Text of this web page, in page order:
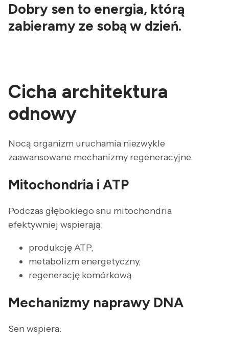
Dobry sen to energia, którą
zabieramy ze sobą w dzień.
Cicha architektura
odnowy
Nocą organizm uruchamia niezwykle
zaawansowane mechanizmy regeneracyjne.
Mitochondria i ATP
Podczas głębokiego snu mitochondria
efektywniej wspierają:
produkcję ATP,
metabolizm energetyczny,
regenerację komórkową.
Mechanizmy naprawy DNA
Sen wspiera: